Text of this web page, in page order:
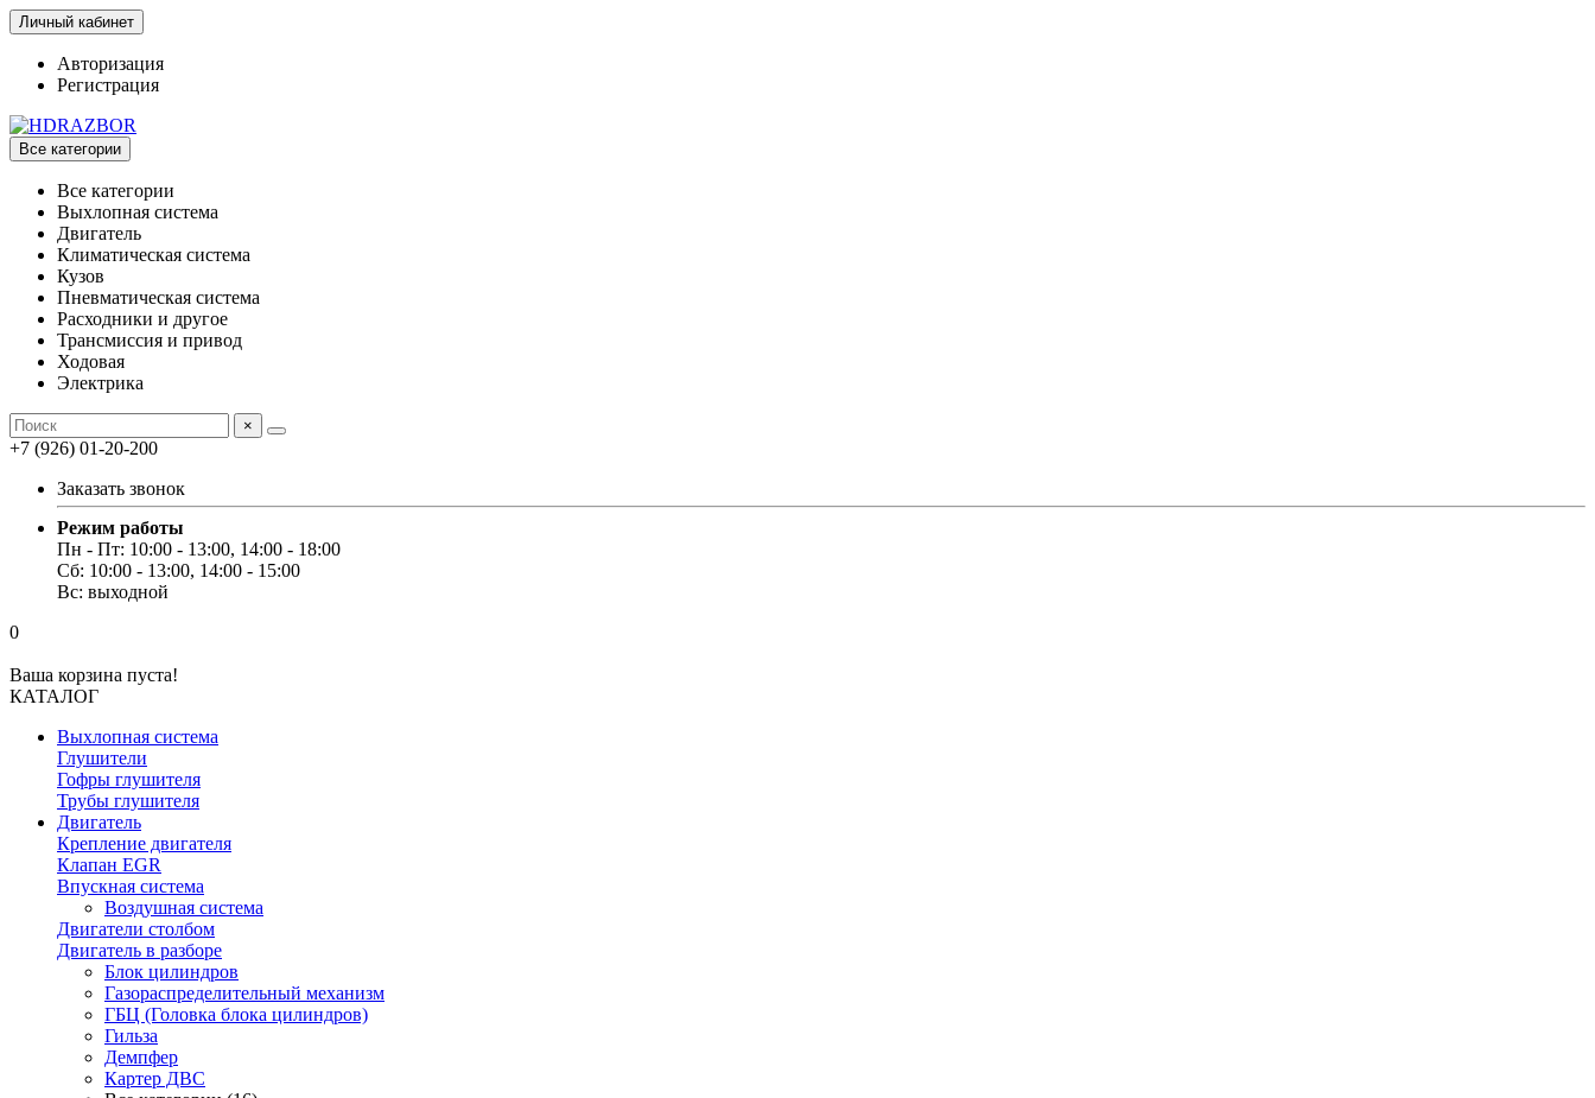
Личный кабинет
Авторизация
Регистрация
Все категории
Все категории
Выхлопная система
Двигатель
Климатическая система
Кузов
Пневматическая система
Расходники и другое
Трансмиссия и привод
Ходовая
Электрика
×
+7 (926) 01-20-200
Заказать звонок
Режим работы
Пн - Пт: 10:00 - 13:00, 14:00 - 18:00
Сб: 10:00 - 13:00, 14:00 - 15:00
Вс: выходной
0
Ваша корзина пуста!
КАТАЛОГ
Выхлопная система
Глушители
Гофры глушителя
Трубы глушителя
Двигатель
Крепление двигателя
Клапан EGR
Впускная система
Воздушная система
Двигатели столбом
Двигатель в разборе
Блок цилиндров
Газораспределительный механизм
ГБЦ (Головка блока цилиндров)
Гильза
Демпфер
Картер ДВС